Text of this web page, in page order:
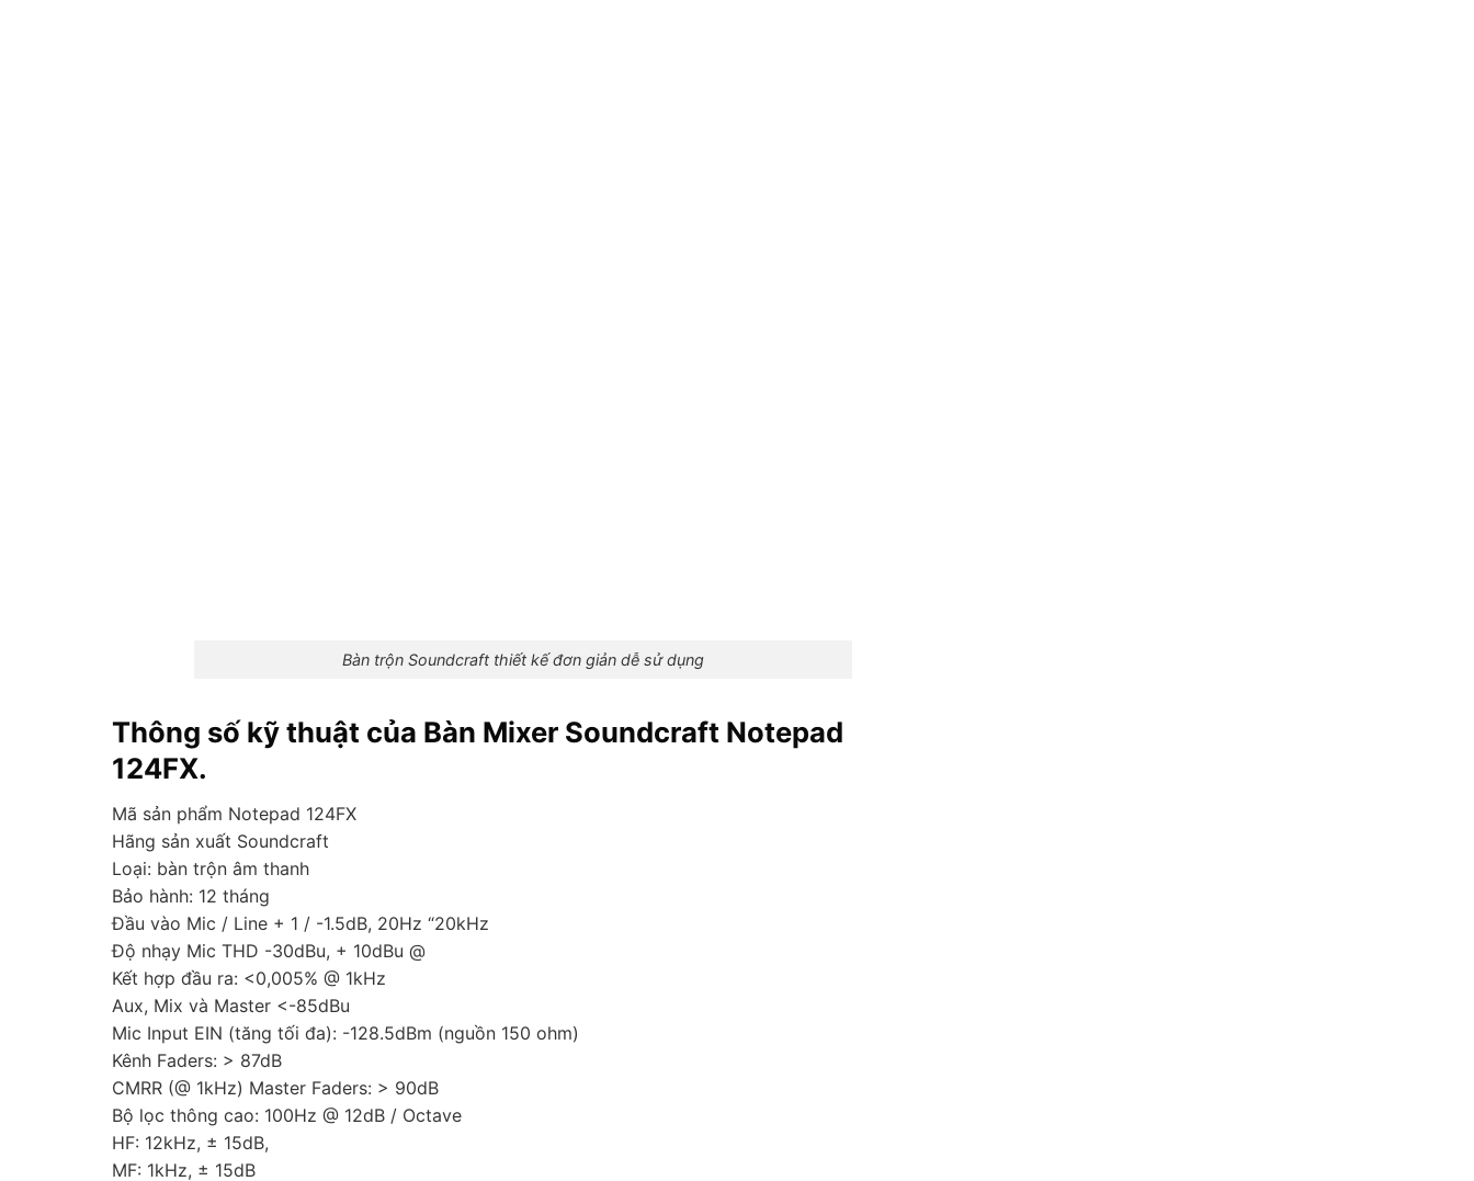
Bàn trộn Soundcraft thiết kế đơn giản dễ sử dụng
Thông số kỹ thuật của Bàn Mixer Soundcraft Notepad
124FX.
Mã sản phẩm Notepad 124FX
Hãng sản xuất Soundcraft
Loại: bàn trộn âm thanh
Bảo hành: 12 tháng
Đầu vào Mic / Line + 1 / -1.5dB, 20Hz “20kHz
Độ nhạy Mic THD -30dBu, + 10dBu @
Kết hợp đầu ra: <0,005% @ 1kHz
Aux, Mix và Master <-85dBu
Mic Input EIN (tăng tối đa): -128.5dBm (nguồn 150 ohm)
Kênh Faders: > 87dB
CMRR (@ 1kHz) Master Faders: > 90dB
Bộ lọc thông cao: 100Hz @ 12dB / Octave
HF: 12kHz, ± 15dB,
MF: 1kHz, ± 15dB